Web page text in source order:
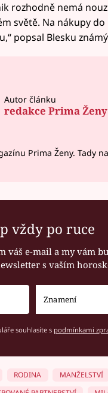
rozhodně nemá
světě. Na nákupy
popsal Blesku
Autor článku
redakce Prima Ženy
Prima Ženy. Tady
vždy po ruce
váš e-mail a my vám
s vaším
souhlasíte s podmínkami
RODINA MANŽELSTVÍ